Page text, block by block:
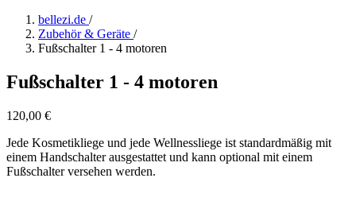
bellezi.de /
Zubehör & Geräte /
Fußschalter 1 - 4 motoren
Fußschalter 1 - 4 motoren
120,00 €
Jede Kosmetikliege und jede Wellnessliege ist standardmäßig mit
einem Handschalter ausgestattet und kann optional mit einem
Fußschalter versehen werden.